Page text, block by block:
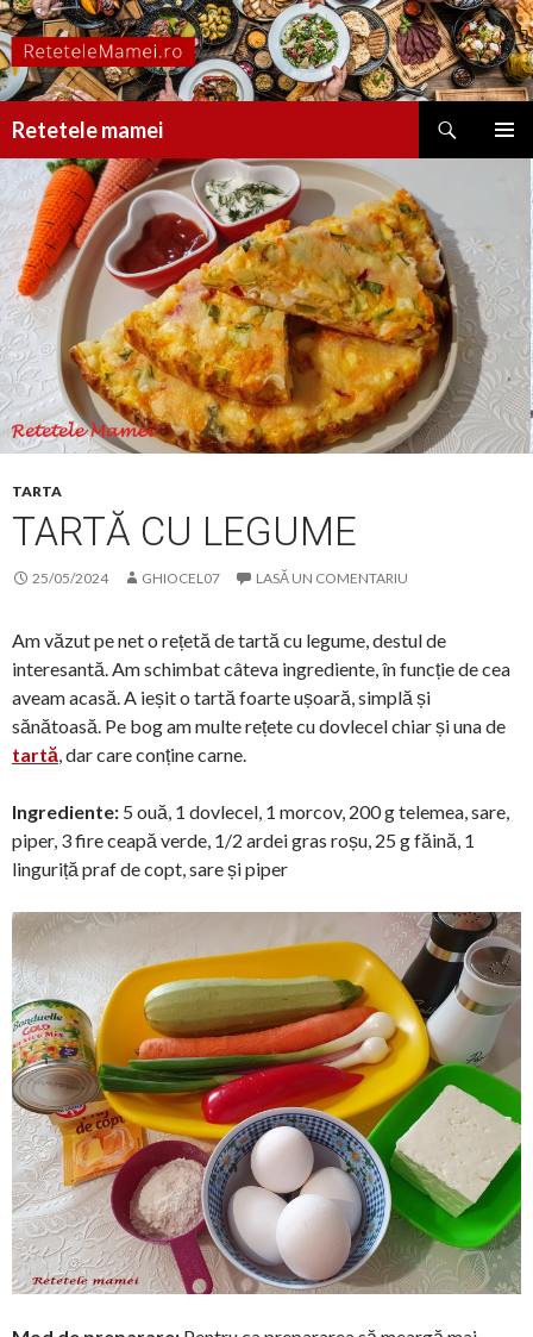
Retetele mamei
CONȚINUT
TARTA
TARTĂ CU LEGUME
25/05/2024 GHIOCEL07 LASĂ UN COMENTARIU
Am văzut pe net o rețetă de tartă cu legume, destul de
interesantă. Am schimbat câteva ingrediente, în funcție de cea
aveam acasă. A ieșit o tartă foarte ușoară, simplă și
sănătoasă. Pe bog am multe rețete cu dovlecel chiar și una de
tartă, dar care conține carne.
Ingrediente: 5 ouă, 1 dovlecel, 1 morcov, 200 g telemea, sare,
piper, 3 fire ceapă verde, 1/2 ardei gras roșu, 25 g făină, 1
linguriță praf de copt, sare și piper